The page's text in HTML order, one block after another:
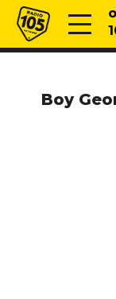
Vai al contenuto
Radio 105
Boy